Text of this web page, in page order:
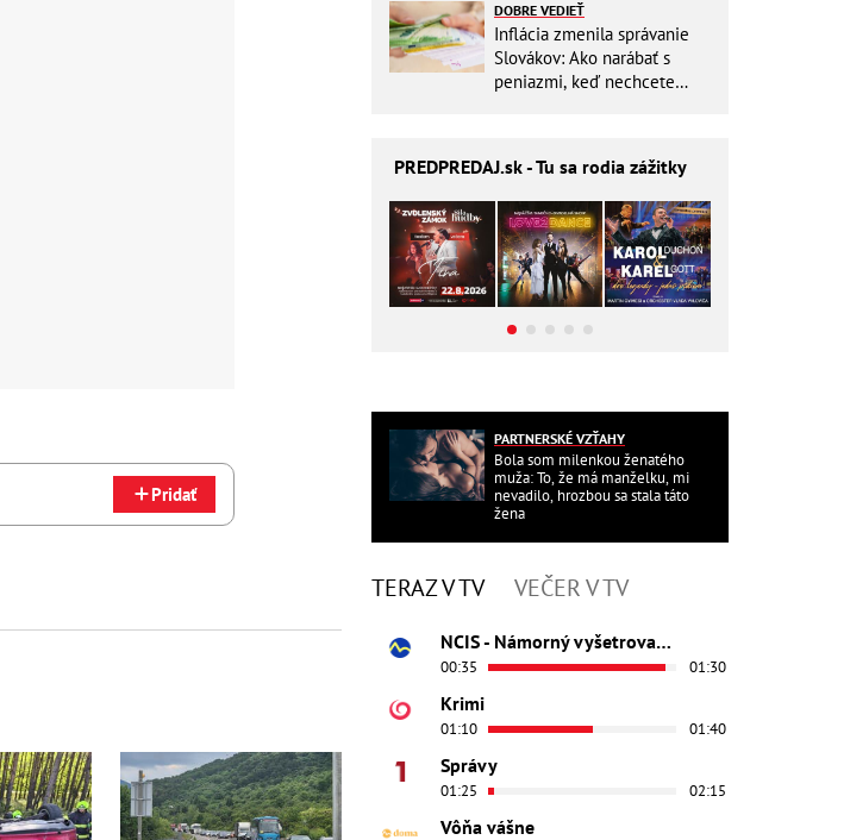
Pridať
DOBRE VEDIEŤ
Inflácia zmenila správanie
Slovákov: Ako narábať s
peniazmi, keď nechcete
PREDPREDAJ.sk - Tu sa rodia zážitky
PARTNERSKÉ VZŤAHY
Bola som milenkou ženatého
muža: To, že má manželku, mi
nevadilo, hrozbou sa stala táto
žena
TERAZ V TV VEČER V TV
NCIS - Námorný vyšetrovací úrad
00:35 01:30
Krimi
01:10 01:40
Správy
01:25 02:15
Vôňa vášne